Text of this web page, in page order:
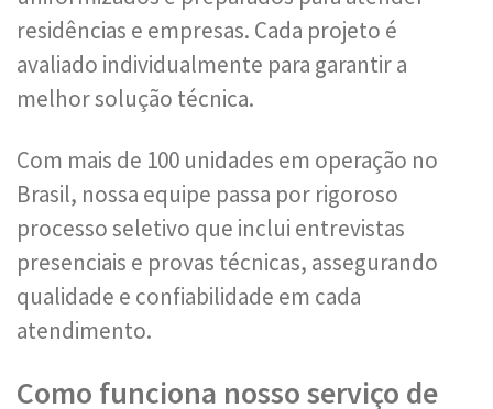
residências e empresas. Cada projeto é
avaliado individualmente para garantir a
melhor solução técnica.
Com mais de 100 unidades em operação no
Brasil, nossa equipe passa por rigoroso
processo seletivo que inclui entrevistas
presenciais e provas técnicas, assegurando
qualidade e confiabilidade em cada
atendimento.
Como funciona nosso serviço de